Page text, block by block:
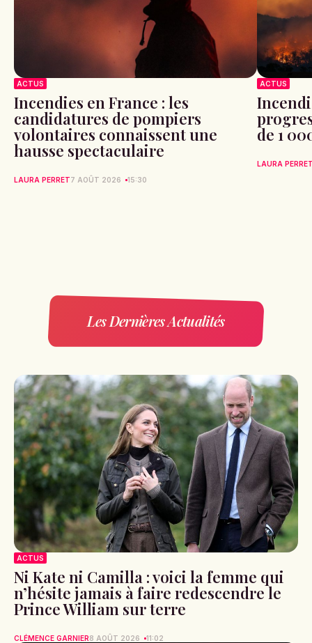
ACTUS
Incendies en France : les
candidatures de pompiers
volontaires connaissent une
hausse spectaculaire
LAURA PERRET7 AOÛT 2026 15:30
ACTUS
de 1
LAURA
Les Dernières Actualités
ACTUS
Ni Kate ni Camilla : voici la femme qui
n’hésite jamais à faire redescendre le
Prince William sur terre
CLÉMENCE GARNIER8 AOÛT 2026 11:02